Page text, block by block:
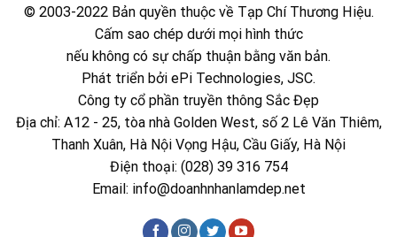
© 2003-2022 Bản quyền thuộc về Tạp Chí Thương Hiệu.
Cấm sao chép dưới mọi hình thức
nếu không có sự chấp thuận bằng văn bản.
Phát triển bởi ePi Technologies, JSC.
Công ty cổ phần truyền thông Sắc Đẹp
Địa chỉ: A12 - 25, tòa nhà Golden West, số 2 Lê Văn Thiêm,
Thanh Xuân, Hà Nội Vọng Hậu, Cầu Giấy, Hà Nội
Điện thoại: (028) 39 316 754
Email: info@doanhnhanlamdep.net